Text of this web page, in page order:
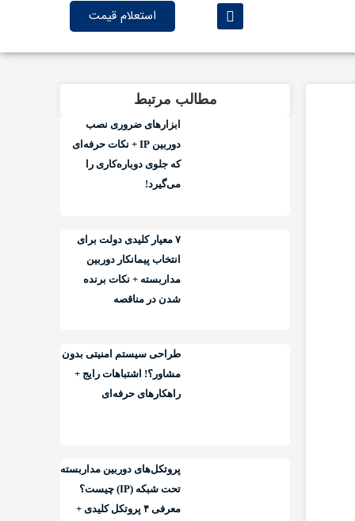
استعلام قیمت
مطالب مرتبط
ابزارهای ضروری نصب
دوربین IP + نکات حرفه‌ای
که جلوی دوباره‌کاری را
می‌گیرد!
۷ معیار کلیدی دولت برای
انتخاب پیمانکار دوربین
مداربسته + نکات برنده
شدن در مناقصه
طراحی سیستم امنیتی بدون
مشاور؟! اشتباهات رایج +
راهکارهای حرفه‌ای
پروتکل‌های دوربین مداربسته
تحت شبکه (IP) چیست؟
معرفی ۴ پروتکل کلیدی +